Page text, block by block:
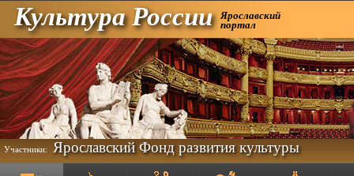
Культура России Ярославский
портал
Участники: Ярославский Фонд развития культуры